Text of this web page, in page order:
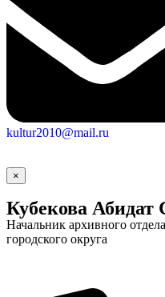
kultur2010@mail.ru
×
Кубекова Абидат
Начальник архивного
городского округа